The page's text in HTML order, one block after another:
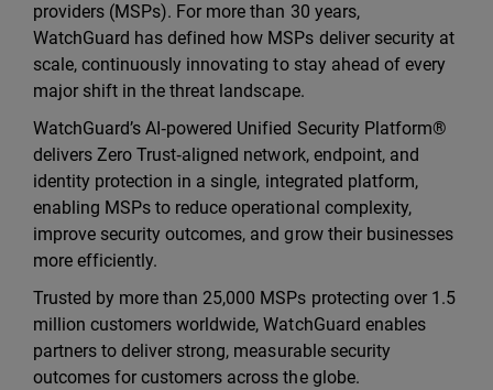
providers (MSPs). For more than 30 years,
WatchGuard has defined how MSPs deliver security at
scale, continuously innovating to stay ahead of every
major shift in the threat landscape.
WatchGuard’s AI‑powered Unified Security Platform®
delivers Zero Trust‑aligned network, endpoint, and
identity protection in a single, integrated platform,
enabling MSPs to reduce operational complexity,
improve security outcomes, and grow their businesses
more efficiently.
Trusted by more than 25,000 MSPs protecting over 1.5
million customers worldwide, WatchGuard enables
partners to deliver strong, measurable security
outcomes for customers across the globe.